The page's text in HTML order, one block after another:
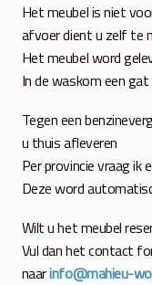
Het meubel is niet
afvoer dient u zelf te
Het meubel word
In de waskom een
Tegen een
u thuis afleveren
Per provincie vraag ik
Deze word
Wilt u het meubel
Vul dan het contact
naarinfo@mahieu-